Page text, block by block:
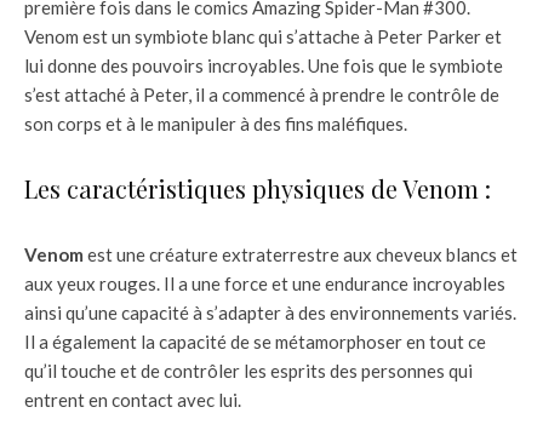
première fois dans le comics Amazing Spider-Man #300.
Venom est un symbiote blanc qui s’attache à Peter Parker et
lui donne des pouvoirs incroyables. Une fois que le symbiote
s’est attaché à Peter, il a commencé à prendre le contrôle de
son corps et à le manipuler à des fins maléfiques.
Les caractéristiques physiques de Venom :
Venom est une créature extraterrestre aux cheveux blancs et
aux yeux rouges. Il a une force et une endurance incroyables
ainsi qu’une capacité à s’adapter à des environnements variés.
Il a également la capacité de se métamorphoser en tout ce
qu’il touche et de contrôler les esprits des personnes qui
entrent en contact avec lui.